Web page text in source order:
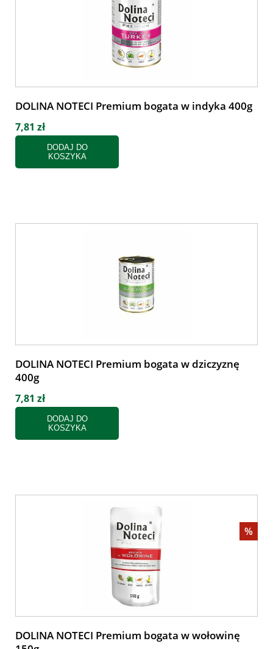
DOLINA NOTECI Premium bogata w indyka 400g
7,81 zł
DODAJ DO
KOSZYKA
DOLINA NOTECI Premium bogata w dziczyznę
400g
7,81 zł
DODAJ DO
KOSZYKA
%
DOLINA NOTECI Premium bogata w wołowinę